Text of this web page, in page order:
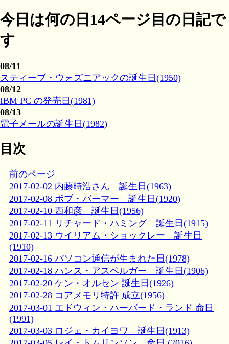
今日は何の日14ページ目の日記で
す
08/11
スティーブ・ウォズニアックの誕生日(1950)
08/12
IBM PC の発売日(1981)
08/13
電子メールの誕生日(1982)
目次
前のページ
2017-02-02 内藤時浩さん 誕生日(1963)
2017-02-08 ボブ・バーマー 誕生日(1920)
2017-02-10 西和彦 誕生日(1956)
2017-02-11 リチャード・ハミング 誕生日(1915)
2017-02-13 ウイリアム・ショックレー 誕生日
(1910)
2017-02-16 パソコン通信が生まれた日(1978)
2017-02-18 ハンス・アスペルガー 誕生日(1906)
2017-02-20 ケン・オルセン 誕生日(1926)
2017-02-28 コアメモリ特許 成立(1956)
2017-03-01 エドウィン・ハーバード・ランド 命日
(1991)
2017-03-03 ロジェ・カイヨワ 誕生日(1913)